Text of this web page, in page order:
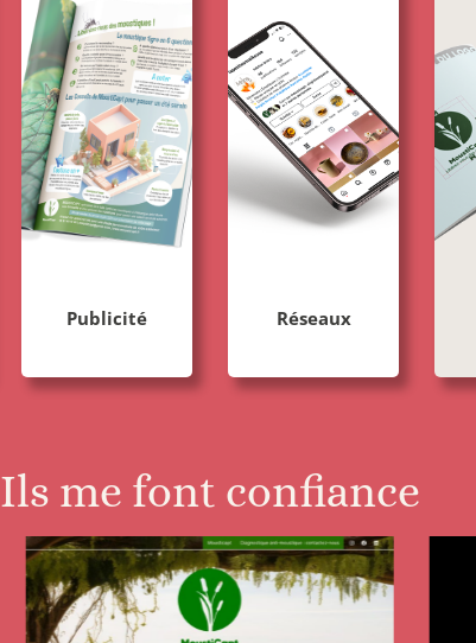
Publicité Réseaux
Ils me font confiance